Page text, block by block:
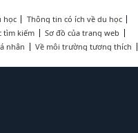
học
Thông tin có ích về du học
tìm kiếm
Sơ đồ của trang web
nhân Về môi trường tương thích